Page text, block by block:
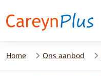
Home Ons aanbod